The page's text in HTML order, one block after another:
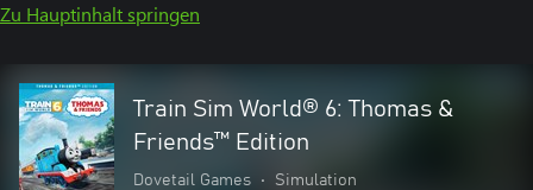
Zu Hauptinhalt springen
Train Sim World® 6: Thomas &
Friends™ Edition
Dovetail Games • Simulation